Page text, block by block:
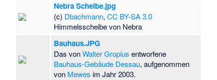
Windberge
Kriegerdenkmal
Wittenmoor
Ziemendorf·
Kriegerdenkmal
Ziepel (Gardelegen)
Nebra Scheibe.jpg
(c) Dbachmann,CC BY-SA 3.0
Himmelsscheibe von Nebra
Bauhaus.JPG
Das vonWalter Gropius entworfene
Bauhaus-Gebäude Dessau, aufgenommen
von Mewes im Jahr 2003.